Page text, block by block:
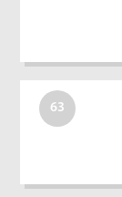
63